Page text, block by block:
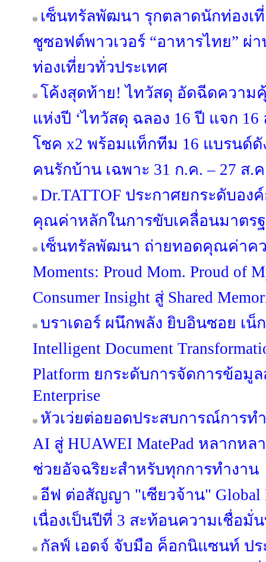
เซ็นทรัลพัฒนา รุกตลาดนักท่องเ
ชูซอฟต์พาวเวอร์ “อาหารไทย” ผ่า
ท่องเที่ยวทั่วประเทศ
โค้งสุดท้าย! ไทวัสดุ อัดฉีดควา
แห่งปี ‘ไทวัสดุ ฉลอง 16 ปี แจก
โชค x2 พร้อมแท็กทีม 16 แบรนด์
คนรักบ้าน เฉพาะ 31 ก.ค. – 27 ส.
Dr.TATTOF ประกาศยกระดับอง
คุณค่าหลักในการขับเคลื่อนมาตร
เซ็นทรัลพัฒนา ถ่ายทอดคุณค่าค
Moments: Proud Mom. Proud of
Consumer Insight สู่ Shared
บราเดอร์ ผนึกพลัง ยิบอินซอย เน็
Intelligent Document
Platform ยกระดับการจัดการข้อมู
Enterprise
หัวเว่ยต่อยอดประสบการณ์การท
AI สู่ HUAWEI MatePad หลากห
ช่วยอัจฉริยะสำหรับทุกการทำงาน
อีฟ ต่อสัญญา "เซียวจ้าน" Global
เนื่องเป็นปีที่ 3 สะท้อนความเชื่อมั่
กัลฟ์ เอดจ์ จับมือ ค็อกนิแซนท์ ป